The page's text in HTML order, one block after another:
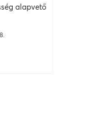
alapvető